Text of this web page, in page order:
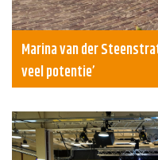
Marina van der
veel potentie’